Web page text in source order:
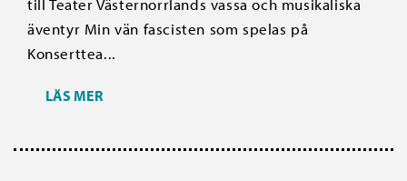
till Teater Västernorrlands vassa och musikaliska
äventyr Min vän fascisten som spelas på
Konserttea...
LÄS MER